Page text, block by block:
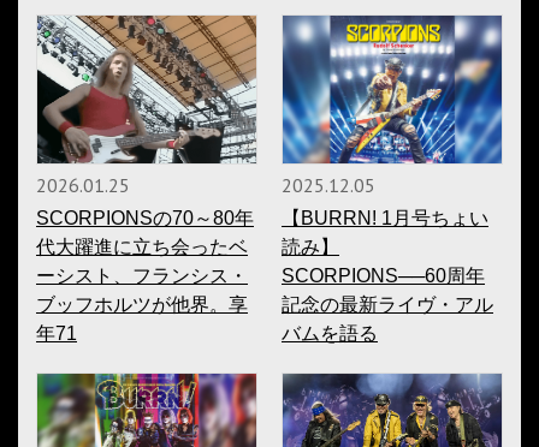
2026.01.25
SCORPIONSの70～80年
代大躍進に立ち会ったベ
ーシスト、フランシス・
ブッフホルツが他界。享
年71
2025.12.05
【BURRN! 1月号ちょい
読み】
SCORPIONS──60周年
記念の最新ライヴ・アル
バムを語る